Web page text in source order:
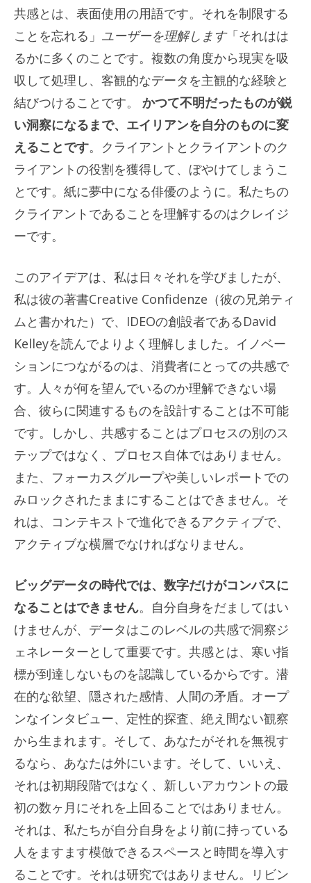
共感とは、表面使用の用語です。それを制限する
ことを忘れる」 ユーザーを理解します「それはは
るかに多くのことです。複数の角度から現実を吸
収して処理し、客観的なデータを主観的な経験と
結びつけることです。 かつて不明だったものが鋭
い洞察になるまで、エイリアンを自分のものに変
えることです。クライアントとクライアントのク
ライアントの役割を獲得して、ぼやけてしまうこ
とです。紙に夢中になる俳優のように。私たちの
クライアントであることを理解するのはクレイジ
ーです。
このアイデアは、私は日々それを学びましたが、
私は彼の著書Creative Confidenze（彼の兄弟ティ
ムと書かれた）で、IDEOの創設者であるDavid
Kelleyを読んでよりよく理解しました。イノベー
ションにつながるのは、消費者にとっての共感で
す。人々が何を望んでいるのか理解できない場
合、彼らに関連するものを設計することは不可能
です。しかし、共感することはプロセスの別のス
テップではなく、プロセス自体ではありません。
また、フォーカスグループや美しいレポートでの
みロックされたままにすることはできません。そ
れは、コンテキストで進化できるアクティブで、
アクティブな横層でなければなりません。
ビッグデータの時代では、数字だけがコンパスに
なることはできません。自分自身をだましてはい
けませんが、データはこのレベルの共感で洞察ジ
ェネレーターとして重要です。共感とは、寒い指
標が到達しないものを認識しているからです。潜
在的な欲望、隠された感情、人間の矛盾。オープ
ンなインタビュー、定性的探査、絶え間ない観察
から生まれます。そして、あなたがそれを無視す
るなら、あなたは外にいます。そして、いいえ、
それは初期段階ではなく、新しいアカウントの最
初の数ヶ月にそれを上回ることではありません。
それは、私たちが自分自身をより前に持っている
人をますます模倣できるスペースと時間を導入す
ることです。それは研究ではありません。リビン